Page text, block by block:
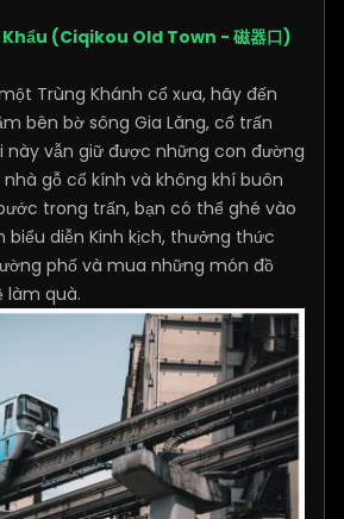
(Ciqikou Old Town - 磁器口)
Trùng Khánh cổ xưa, hãy đến
bên bờ sông Gia Lăng, cổ trấn
này vẫn giữ được những con đường
gỗ cổ kính và không khí buôn
trong trấn, bạn có thể ghé vào
diễn Kinh kịch, thưởng thức
phố và mua những món đồ
làm quà.